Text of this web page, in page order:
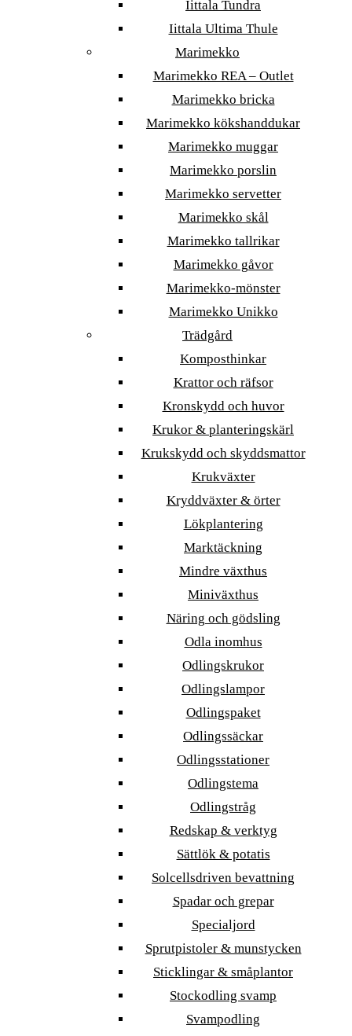
Iittala Tundra
Iittala Ultima Thule
Marimekko
Marimekko REA – Outlet
Marimekko bricka
Marimekko kökshanddukar
Marimekko muggar
Marimekko porslin
Marimekko servetter
Marimekko skål
Marimekko tallrikar
Marimekko gåvor
Marimekko-mönster
Marimekko Unikko
Trädgård
Komposthinkar
Krattor och räfsor
Kronskydd och huvor
Krukor & planteringskärl
Krukskydd och skyddsmattor
Krukväxter
Kryddväxter & örter
Lökplantering
Marktäckning
Mindre växthus
Miniväxthus
Näring och gödsling
Odla inomhus
Odlingskrukor
Odlingslampor
Odlingspaket
Odlingssäckar
Odlingsstationer
Odlingstema
Odlingstråg
Redskap & verktyg
Sättlök & potatis
Solcellsdriven bevattning
Spadar och grepar
Specialjord
Sprutpistoler & munstycken
Sticklingar & småplantor
Stockodling svamp
Svampodling